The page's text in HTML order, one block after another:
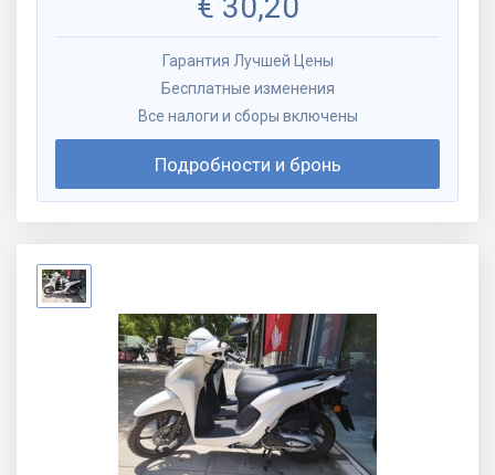
Гарантия Лучшей Цены
Бесплатные изменения
Все налоги и сборы включены
Подробности и бронь